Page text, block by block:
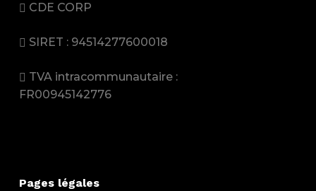
CDE CORP
SIRET : 94514277600018
TVA intracommunautaire :
FR00945142776
Pages légales